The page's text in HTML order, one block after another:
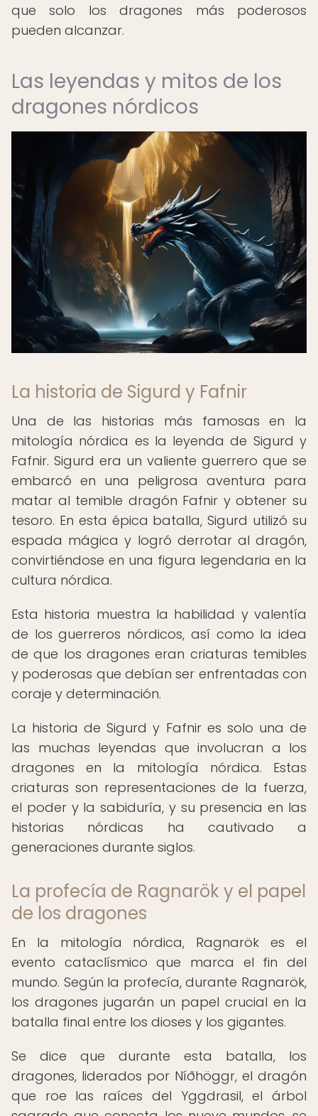
que solo los dragones más poderosos
pueden alcanzar.
Las leyendas y mitos de los
dragones nórdicos
La historia de Sigurd y Fafnir
Una de las historias más famosas en la
mitología nórdica es la leyenda de Sigurd y
Fafnir. Sigurd era un valiente guerrero que se
embarcó en una peligrosa aventura para
matar al temible dragón Fafnir y obtener su
tesoro. En esta épica batalla, Sigurd utilizó su
espada mágica y logró derrotar al dragón,
convirtiéndose en una figura legendaria en la
cultura nórdica.
Esta historia muestra la habilidad y valentía
de los guerreros nórdicos, así como la idea
de que los dragones eran criaturas temibles
y poderosas que debían ser enfrentadas con
coraje y determinación.
La historia de Sigurd y Fafnir es solo una de
las muchas leyendas que involucran a los
dragones en la mitología nórdica. Estas
criaturas son representaciones de la fuerza,
el poder y la sabiduría, y su presencia en las
historias nórdicas ha cautivado a
generaciones durante siglos.
La profecía de Ragnarök y el papel
de los dragones
En la mitología nórdica, Ragnarök es el
evento cataclísmico que marca el fin del
mundo. Según la profecía, durante Ragnarök,
los dragones jugarán un papel crucial en la
batalla final entre los dioses y los gigantes.
Se dice que durante esta batalla, los
dragones, liderados por Níðhöggr, el dragón
que roe las raíces del Yggdrasil, el árbol